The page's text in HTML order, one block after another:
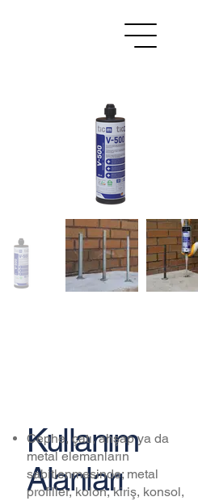
Kullanım
Alanları
Cephe, çatı, ahşap ya da
metal elemanların
sabitlenmesinde; metal
profiller, kolon, kiriş, konsol,